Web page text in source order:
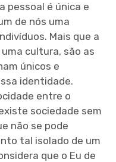
pessoal é única e
de nós uma
Mais que a
cultura, são as
únicos e
identidade.
entre o
sociedade sem
não se pode
tal isolado de um
que o Eu de